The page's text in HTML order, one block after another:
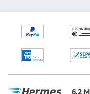
6.2